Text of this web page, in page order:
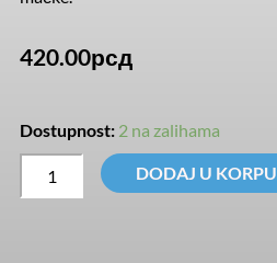
420.00рсд
Dostupnost: 2 na zalihama
kragne
7,5cm
količina
DODAJ U KORPU